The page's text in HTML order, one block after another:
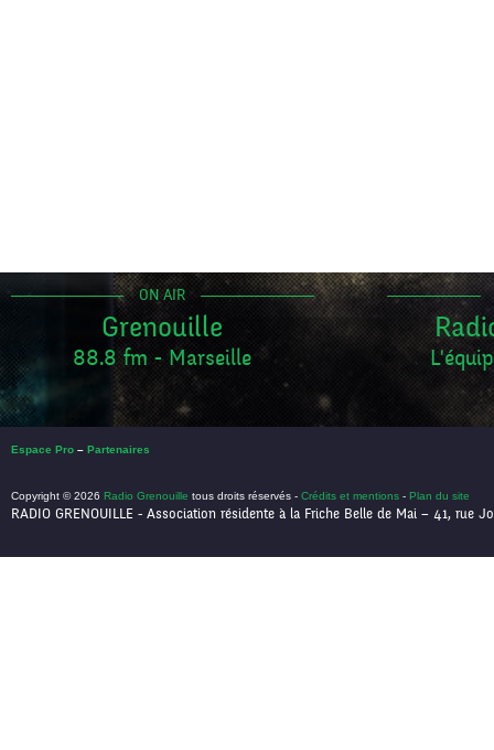
ON AIR
Grenouille
88.8 fm - Marseille
Espace Pro – Partenaires
Copyright © 2026 Radio Grenouille tous droits réservés - Crédits et mentions - Plan du site
RADIO GRENOUILLE - Association résidente à la Friche Belle de Mai – 41, rue